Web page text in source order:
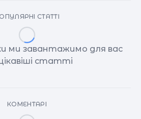
СТАТТІ
ми завантажимо для вас
статті
КОМЕНТАРІ